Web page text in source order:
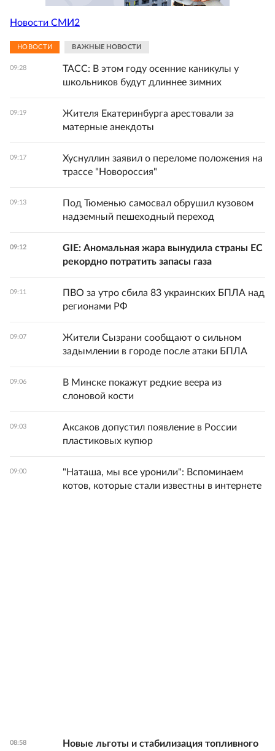
Новости СМИ2
НОВОСТИ ВАЖНЫЕ НОВОСТИ
09:28
ТАСС: В этом году осенние каникулы у
школьников будут длиннее зимних
09:19
Жителя Екатеринбурга арестовали за
матерные анекдоты
09:17
Хуснуллин заявил о переломе положения на
трассе "Новороссия"
09:13
Под Тюменью самосвал обрушил кузовом
надземный пешеходный переход
09:12
GIE: Аномальная жара вынудила страны ЕС
рекордно потратить запасы газа
09:11
ПВО за утро сбила 83 украинских БПЛА над
регионами РФ
09:07
Жители Сызрани сообщают о сильном
задымлении в городе после атаки БПЛА
09:06
В Минске покажут редкие веера из
слоновой кости
09:03
Аксаков допустил появление в России
пластиковых купюр
09:00
"Наташа, мы все уронили": Вспоминаем
котов, которые стали известны в интернете
08:58 Новые льготы и стабилизация топливного